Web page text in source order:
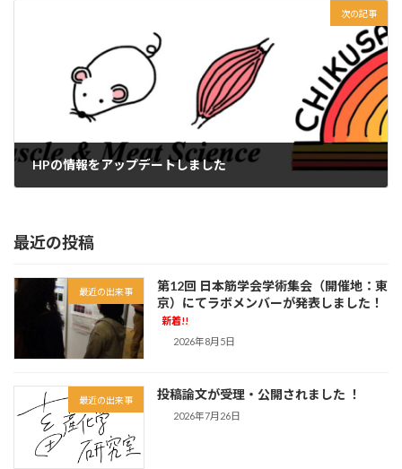
次の記事
HPの情報をアップデートしました
最近の投稿
最近の出来事
第12回 日本筋学会学術集会（開催地：東
京）にてラボメンバーが発表しました！
新着!!
2026年8月5日
最近の出来事 投稿論文が受理・公開されました ！
2026年7月26日